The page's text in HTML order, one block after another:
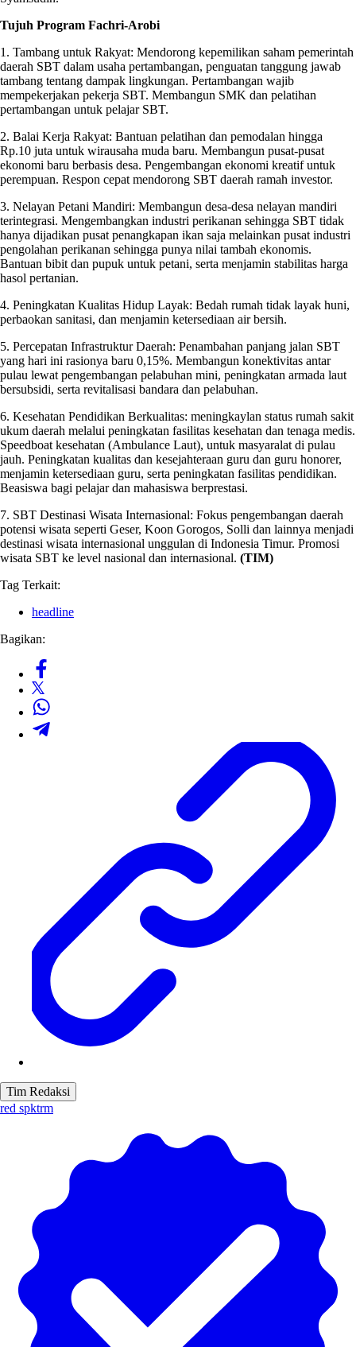
Tujuh Program Fachri-Arobi
1. Tambang untuk Rakyat: Mendorong kepemilikan saham pemerintah
daerah SBT dalam usaha pertambangan, penguatan tanggung jawab
tambang tentang dampak lingkungan. Pertambangan wajib
mempekerjakan pekerja SBT. Membangun SMK dan pelatihan
pertambangan untuk pelajar SBT.
2. Balai Kerja Rakyat: Bantuan pelatihan dan pemodalan hingga
Rp.10 juta untuk wirausaha muda baru. Membangun pusat-pusat
ekonomi baru berbasis desa. Pengembangan ekonomi kreatif untuk
perempuan. Respon cepat mendorong SBT daerah ramah investor.
3. Nelayan Petani Mandiri: Membangun desa-desa nelayan mandiri
terintegrasi. Mengembangkan industri perikanan sehingga SBT tidak
hanya dijadikan pusat penangkapan ikan saja melainkan pusat industri
pengolahan perikanan sehingga punya nilai tambah ekonomis.
Bantuan bibit dan pupuk untuk petani, serta menjamin stabilitas harga
hasol pertanian.
4. Peningkatan Kualitas Hidup Layak: Bedah rumah tidak layak huni,
perbaokan sanitasi, dan menjamin ketersediaan air bersih.
5. Percepatan Infrastruktur Daerah: Penambahan panjang jalan SBT
yang hari ini rasionya baru 0,15%. Membangun konektivitas antar
pulau lewat pengembangan pelabuhan mini, peningkatan armada laut
bersubsidi, serta revitalisasi bandara dan pelabuhan.
6. Kesehatan Pendidikan Berkualitas: meningkaylan status rumah sakit
ukum daerah melalui peningkatan fasilitas kesehatan dan tenaga medis.
Speedboat kesehatan (Ambulance Laut), untuk masyaralat di pulau
jauh. Peningkatan kualitas dan kesejahteraan guru dan guru honorer,
menjamin ketersediaan guru, serta peningkatan fasilitas pendidikan.
Beasiswa bagi pelajar dan mahasiswa berprestasi.
7. SBT Destinasi Wisata Internasional: Fokus pengembangan daerah
potensi wisata seperti Geser, Koon Gorogos, Solli dan lainnya menjadi
destinasi wisata internasional unggulan di Indonesia Timur. Promosi
wisata SBT ke level nasional dan internasional. (TIM)
Tag Terkait:
headline
Bagikan:
Tim Redaksi
red spktrm